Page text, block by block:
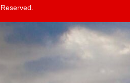
Reserved.